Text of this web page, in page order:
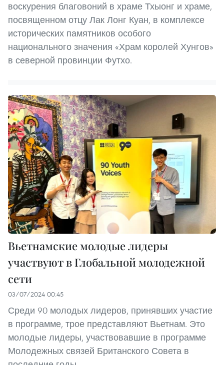
воскурения благовоний в храме Тхыонг и храме,
посвященном отцу Лак Лонг Куан, в комплексе
исторических памятников особого
национального значения «Храм королей Хунгов»
в северной провинции Футхо.
Вьетнамские молодые лидеры
участвуют в Глобальной молодежной
сети
03/07/2024 00:45
Среди 90 молодых лидеров, принявших участие
в программе, трое представляют Вьетнам. Это
молодые лидеры, участвовавшие в программе
Молодежных связей Британского Совета в